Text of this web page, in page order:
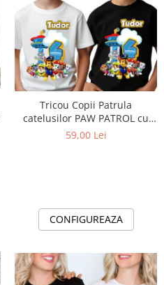
Tricou Copii Patrula
catelusilor PAW PATROL cu
Cifră Aniversară | Cadou
59,00 Lei
CONFIGUREAZA